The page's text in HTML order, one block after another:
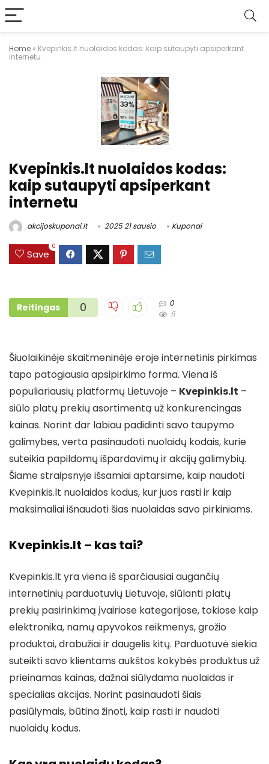
Home » Kvepinkis.lt nuolaidos kodas: kaip sutaupyti apsiperkant
internetu
Kvepinkis.lt nuolaidos kodas:
kaip sutaupyti apsiperkant
internetu
akcijoskuponai.lt 2025 21 sausio Kuponai
Save
0
Reitingas 0
0
6
Šiuolaikinėje skaitmeninėje eroje internetinis pirkimas
tapo patogiausia apsipirkimo forma. Viena iš
populiariausių platformų Lietuvoje – Kvepinkis.lt –
siūlo platų prekių asortimentą už konkurencingas
kainas. Norint dar labiau padidinti savo taupymo
galimybes, verta pasinaudoti nuolaidų kodais, kurie
suteikia papildomų išpardavimų ir akcijų galimybių.
Šiame straipsnyje išsamiai aptarsime, kaip naudoti
Kvepinkis.lt nuolaidos kodus, kur juos rasti ir kaip
maksimaliai išnaudoti šias nuolaidas savo pirkiniams.
Kvepinkis.lt – kas tai?
Kvepinkis.lt yra viena iš sparčiausiai augančių
internetinių parduotuvių Lietuvoje, siūlanti platų
prekių pasirinkimą įvairiose kategorijose, tokiose kaip
elektronika, namų apyvokos reikmenys, grožio
produktai, drabužiai ir daugelis kitų. Parduotuvė siekia
suteikti savo klientams aukštos kokybės produktus už
prieinamas kainas, dažnai siūlydama nuolaidas ir
specialias akcijas. Norint pasinaudoti šiais
pasiūlymais, būtina žinoti, kaip rasti ir naudoti
nuolaidų kodus.